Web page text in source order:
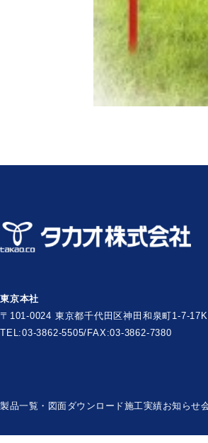
東京本社
〒101-0024 東京都千代田区神田和泉町1-7-17
TEL:03-3862-5505/FAX:03-3862-7380
製品一覧・図面ダウンロード施工実績お知らせ